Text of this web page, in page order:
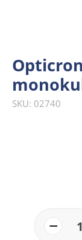
SKU: 02740
− 1